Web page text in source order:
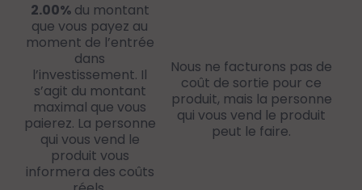
2.00%du montant
que vous payez au
moment de l’entrée
dans
l’investissement. Il
s’agit du montant
maximal que vous
paierez. La personne
qui vous vend le
produit vous
informera des coûts
Nous ne facturons pas de
coût de sortie pour ce
produit, mais la personne
qui vous vend le produit
peut le faire.